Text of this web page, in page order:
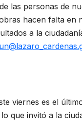
las personas de
hacen falta en
a la
viernes es el
que invitó a la